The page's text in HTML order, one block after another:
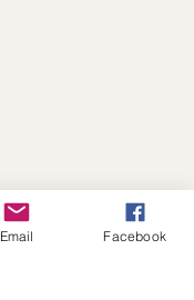
Email Facebook